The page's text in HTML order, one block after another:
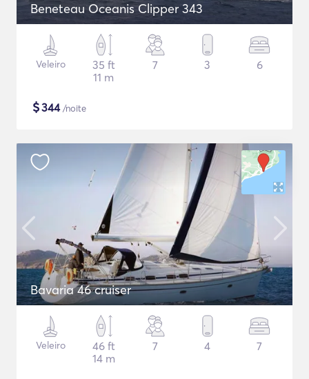
Beneteau Oceanis Clipper 343
Veleiro
35 ft
11 m
7 3 6
$344/noite
Bavaria 46 cruiser
Veleiro
46 ft
14 m
7 4 7